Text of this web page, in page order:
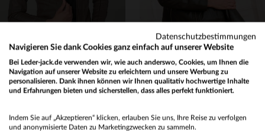
CITYZEN
ALLE JAHRESZEITEN
CITYZEN
ALLE JAHRESZEITEN
No
Datenschutzbestimmungen
Navigieren Sie dank Cookies ganz einfach auf unserer Website
Bei Leder-jack.de verwenden wir, wie auch anderswo, Cookies, um Ihnen die
Navigation auf unserer Website zu erleichtern und unsere Werbung zu
personalisieren. Dank ihnen können wir Ihnen qualitativ hochwertige Inhalte
und Erfahrungen bieten und sicherstellen, dass alles perfekt funktioniert.
Indem Sie auf „Akzeptieren“ klicken, erlauben Sie uns, Ihre Reise zu verfolgen
und anonymisierte Daten zu Marketingzwecken zu sammeln.